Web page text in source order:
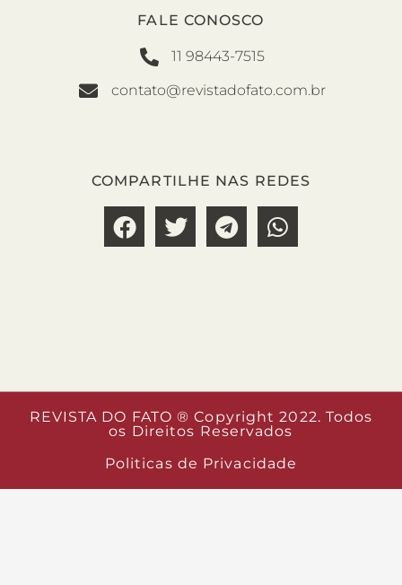
FALE CONOSCO
11 98443-7515
contato@revistadofato.com.br
COMPARTILHE NAS REDES
REVISTA DO FATO ® Copyright 2022. Todos
os Direitos Reservados
Politicas de Privacidade